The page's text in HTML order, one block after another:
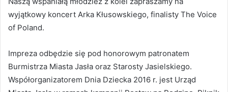
wyjątkowy koncert Arka Kłusowskiego, finalisty The Voice
of Poland.
Impreza odbędzie się pod honorowym patronatem
Burmistrza Miasta Jasła oraz Starosty Jasielskiego.
Współorganizatorem Dnia Dziecka 2016 r. jest Urząd